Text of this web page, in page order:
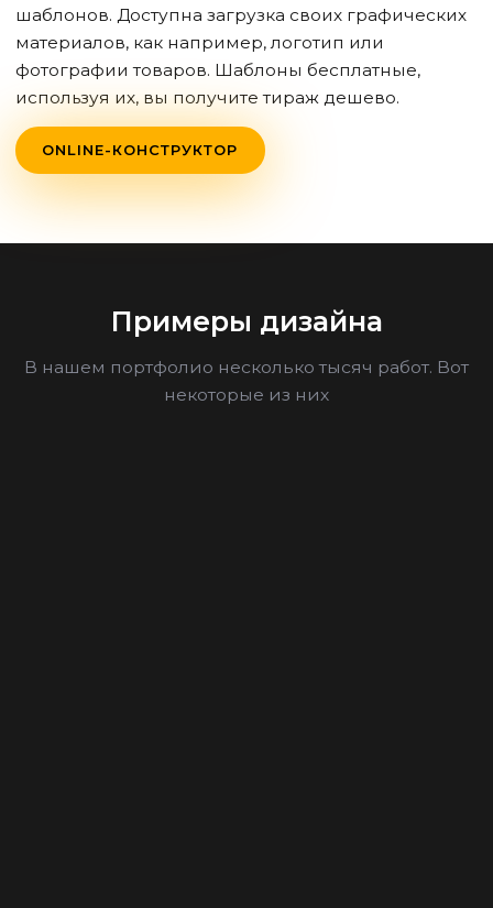
шаблонов. Доступна загрузка своих графических
материалов, как например, логотип или
фотографии товаров. Шаблоны бесплатные,
используя их, вы получите тираж дешево.
ONLINE-КОНСТРУКТОР
Примеры дизайна
В нашем портфолио несколько тысяч работ. Вот
некоторые из них